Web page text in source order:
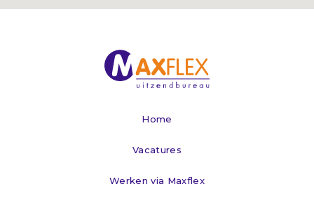
Home
Vacatures
Werken via Maxflex